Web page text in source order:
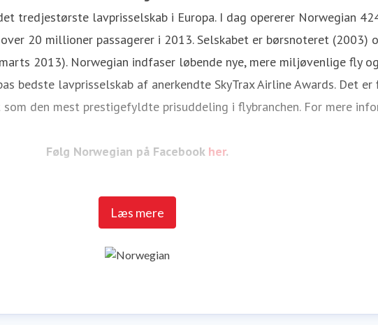
tredjestørste lavprisselskab i Europa. I dag opererer Norwegian
20 millioner passagerer i 2013. Selskabet er børsnoteret (2003)
2013). Norwegian indfaser løbende nye, mere miljøvenlige fly
bedste lavprisselskab af anerkendte SkyTrax Airline Awards. Det
den mest prestigefyldte prisuddeling i flybranchen. For mere
Følg Norwegian på Facebook her.
Følg Norwegian på YouTube
Læs mere